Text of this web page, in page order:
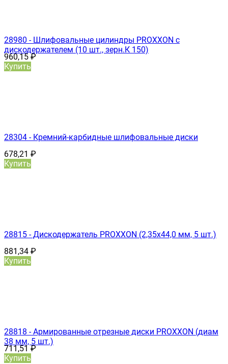
28980 - Шлифовальные цилиндры PROXXON с
дискодержателем (10 шт., зерн.К 150)
960,15₽
Купить
28304 - Кремний-карбидные шлифовальные диски
678,21 ₽
Купить
28815 - Дискодержатель PROXXON (2,35х44,0 мм, 5 шт.)
881,34 ₽
Купить
28818 - Армированные отрезные диски PROXXON (диам
38 мм, 5 шт.)
711,51₽
Купить